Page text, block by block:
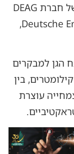
האירופאית לירושלים, בהפקת ענק של חברת DEAG
Deutsche Entertainment Aktiengesellschaft,
בשעה 17:00, ייפתח הגן למבקרים
שיצאו למסע קסום באורך של כ־1.5 קילומטרים, בין
עוצרת